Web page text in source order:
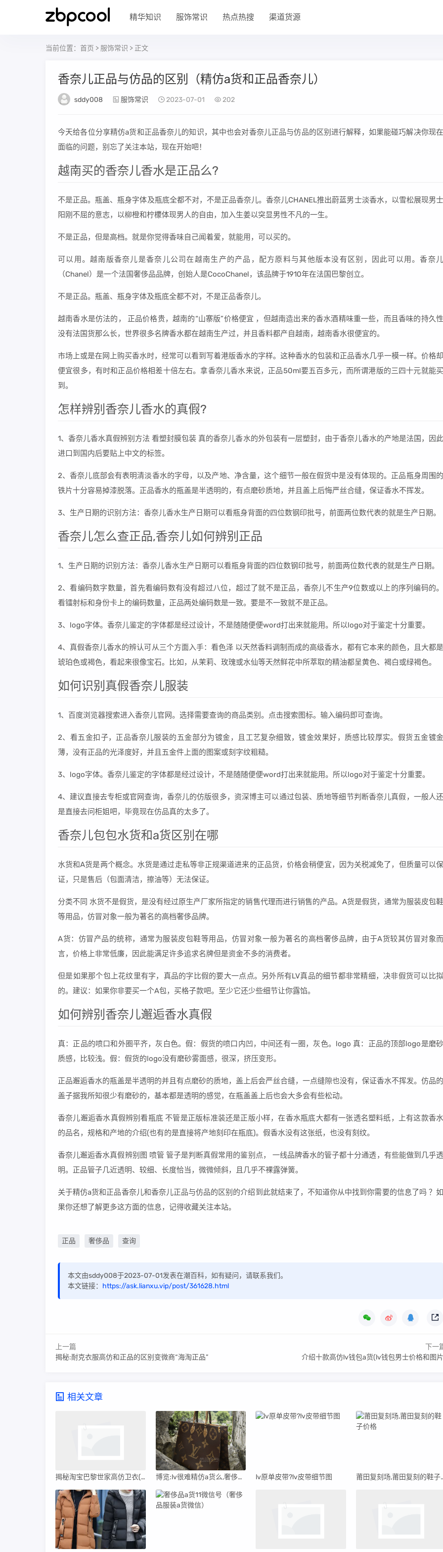
精华知识 服饰常识 热点热搜 渠道货源
当前位置： 首页 > 服饰常识 > 正文
香奈儿正品与仿品的区别（精仿a货和正品香奈儿）
sddy008 服饰常识 2023-07-01 202
今天给各位分享精仿a货和正品香奈儿的知识，其中也会对香奈儿正品与仿品的区别进行解释，如果能碰巧解决你现在
面临的问题，别忘了关注本站，现在开始吧！
越南买的香奈儿香水是正品么?
不是正品。瓶盖、瓶身字体及瓶底全都不对，不是正品香奈儿。香奈儿CHANEL推出蔚蓝男士淡香水，以雪松展现男士
阳刚不屈的意志，以柳橙和柠檬体现男人的自由，加入生姜以突显男性不凡的一生。
不是正品，但是高档。就是你觉得香味自己闻着爱，就能用，可以买的。
可以用。越南版香奈儿是香奈儿公司在越南生产的产品，配方原料与其他版本没有区别，因此可以用。香奈儿
（Chanel）是一个法国奢侈品品牌，创始人是CocoChanel，该品牌于1910年在法国巴黎创立。
不是正品。瓶盖、瓶身字体及瓶底全都不对，不是正品香奈儿。
越南香水是仿法的， 正品价格贵，越南的“山寨版”价格便宜 ，但越南造出来的香水酒精味重一些，而且香味的持久性
没有法国货那么长，世界很多名牌香水都在越南生产过，并且香料都产自越南，越南香水很便宜的。
市场上或是在网上购买香水时，经常可以看到写着港版香水的字样。这种香水的包装和正品香水几乎一模一样。价格却
便宜很多，有时和正品价格相差十倍左右。拿香奈儿香水来说，正品50ml要五百多元，而所谓港版的三四十元就能买
到。
怎样辨别香奈儿香水的真假?
1、香奈儿香水真假辨别方法 看塑封膜包装 真的香奈儿香水的外包装有一层塑封，由于香奈儿香水的产地是法国，因此
进口到国内后要贴上中文的标签。
2、香奈儿底部会有表明清淡香水的字母，以及产地、净含量，这个细节一般在假货中是没有体现的。正品瓶身周围的
铁片十分容易掉漆脱落。正品香水的瓶盖是半透明的，有点磨砂质地，并且盖上后悔严丝合缝，保证香水不挥发。
3、生产日期的识别方法：香奈儿香水生产日期可以看瓶身背面的四位数钢印批号，前面两位数代表的就是生产日期。
香奈儿怎么查正品,香奈儿如何辨别正品
1、生产日期的识别方法：香奈儿香水生产日期可以看瓶身背面的四位数钢印批号，前面两位数代表的就是生产日期。
2、看编码数字数量，首先看编码数有没有超过八位，超过了就不是正品，香奈儿不生产9位数或以上的序列编码的。
看镭射标和身份卡上的编码数量，正品两处编码数是一致。要是不一致就不是正品。
3、logo字体。香奈儿鉴定的字体都是经过设计，不是随随便便word打出来就能用。所以logo对于鉴定十分重要。
4、真假香奈儿香水的辨认可从三个方面入手：看色泽 以天然香料调制而成的高级香水，都有它本来的颜色，且大都是
琥珀色或褐色，看起来很像宝石。比如，从茉莉、玫瑰或水仙等天然鲜花中所萃取的精油都呈黄色、褐白或绿褐色。
如何识别真假香奈儿服装
1、百度浏览器搜索进入香奈儿官网。选择需要查询的商品类别。点击搜索图标。输入编码即可查询。
2、看五金扣子，正品香奈儿服装的五金部分为镀金，且工艺复杂细致，镀金效果好，质感比较厚实。假货五金镀金
薄，没有正品的光泽度好，并且五金件上面的图案或刻字纹粗糙。
3、logo字体。香奈儿鉴定的字体都是经过设计，不是随随便便word打出来就能用。所以logo对于鉴定十分重要。
4、建议直接去专柜或官网查询，香奈儿的仿版很多，资深博主可以通过包装、质地等细节判断香奈儿真假，一般人还
是直接去问柜姐吧，毕竟现在仿品真的太多了。
香奈儿包包水货和a货区别在哪
水货和A货是两个概念。水货是通过走私等非正规渠道进来的正品货，价格会稍便宜，因为关税减免了，但质量可以保
证，只是售后（包面清洁，擦油等）无法保证。
分类不同 水货不是假货，是没有经过原生产厂家所指定的销售代理而进行销售的产品。A货是假货，通常为服装皮包鞋
等用品，仿冒对象一般为著名的高档奢侈品牌。
A货：仿冒产品的统称，通常为服装皮包鞋等用品，仿冒对象一般为著名的高档奢侈品牌，由于A货较其仿冒对象而
言，价格上非常低廉，因此能满足许多追求名牌但是资金不多的消费者。
但是如果那个包上花纹里有字，真品的字比假的要大一点点。另外所有LV真品的细节都非常精细，决非假货可以比拟
的。建议：如果你非要买一个A包，买格子款吧。至少它还少些细节让你露馅。
如何辨别香奈儿邂逅香水真假
真：正品的喷口和外圈平齐，灰白色。假：假货的喷口内凹，中间还有一圈，灰色。logo 真：正品的顶部logo是磨砂
质感，比较浅。假：假货的logo没有磨砂雾面感，很深，挤压变形。
正品邂逅香水的瓶盖是半透明的并且有点磨砂的质地，盖上后会严丝合缝，一点缝隙也没有，保证香水不挥发。仿品的
盖子据我所知很少有磨砂的，基本都是透明的感觉，在瓶盖盖上后也会大多会有些松动。
香奈儿邂逅香水真假辨别看瓶底 不管是正版标准装还是正版小样，在香水瓶底大都有一张透名塑料纸，上有这款香水
的品名，规格和产地的介绍(也有的是直接将产地刻印在瓶底)。假香水没有这张纸，也没有刻纹。
香奈儿邂逅香水真假辨别图 喷管 管子是判断真假常用的鉴别点， 一线品牌香水的管子都十分通透，有些能做到几乎透
明。正品管子几近透明、较细、长度恰当，微微倾斜，且几乎不裸露弹簧。
关于精仿a货和正品香奈儿和香奈儿正品与仿品的区别的介绍到此就结束了，不知道你从中找到你需要的信息了吗 ？如
果你还想了解更多这方面的信息，记得收藏关注本站。
正品 奢侈品 查询
本文由sddy008于2023-07-01发表在潮百科，如有疑问，请联系我们。
本文链接： https://ask.lianxu.vip/post/361628.html
上一篇
揭秘:耐克衣服高仿和正品的区别变微商“海淘正品”
下一
介绍十款高仿lv钱包a货(lv钱包男士价格和图
相关文章
揭秘淘宝巴黎世家高仿卫衣(高仿巴黎世家卫衣哪里买) 博览:lv很难精仿a货么,奢侈品牌知识大全 lv原单皮带?lv皮带细节图 莆田复刻场,